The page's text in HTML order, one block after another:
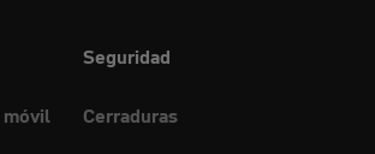
móvil
Seguridad
Cerraduras